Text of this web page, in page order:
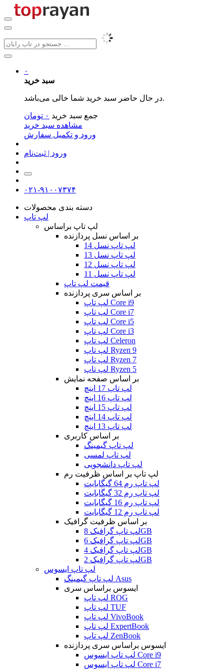
۰
سبد خرید
در حال حاضر سبد خرید شما خالی می‌باشد.
جمع سبد خرید ۰ تومان
مشاهده سبد خرید
ورود و تکمیل سفارش
ورود | ثبت‌نام
۰۲۱-۹۱۰۰۷۳۷۴
دسته بندی محصولات
لپ تاپ
لپ تاپ براساس
بر اساس نسل پردازنده
لپ تاپ نسل 14
لپ تاپ نسل 13
لپ تاپ نسل 12
لپ تاپ نسل 11
قیمت لپ تاپ
بر اساس سری پردازنده
لپ تاپ Core i9
لپ تاپ Core i7
لپ تاپ Core i5
لپ تاپ Core i3
لپ تاپ Celeron
لپ تاپ Ryzen 9
لپ تاپ Ryzen 7
لپ تاپ Ryzen 5
بر اساس صفحه نمایش
لپ تاپ 17 اینچ
لپ تاپ 16 اینچ
لپ تاپ 15 اینچ
لپ تاپ 14 اینچ
لپ تاپ 13 اینچ
بر اساس کاربری
لپ تاپ گیمینگ
لپ تاپ لمسی
لپ تاپ دانشجویی
لپ تاپ بر اساس ظرفیت رم
لپ تاپ رم 64 گیگابایت
لپ تاپ رم 32 گیگابایت
لپ تاپ رم 16 گیگابایت
لپ تاپ رم 12 گیگابایت
بر اساس ظرفیت گرافیک
لپ تاپ گرافیک 8GB
لپ تاپ گرافیک 6GB
لپ تاپ گرافیک 4GB
لپ تاپ گرافیک 2GB
لپ تاپ ایسوس
لپ تاپ گیمینگ Asus
ایسوس براساس سری
لپ تاپ ROG
لپ تاپ TUF
لپ تاپ VivoBook
لپ تاپ ExpertBook
لپ تاپ ZenBook
ایسوس براساس سری پردازنده
لپ تاپ ایسوس Core i9
لپ تاپ ایسوس Core i7